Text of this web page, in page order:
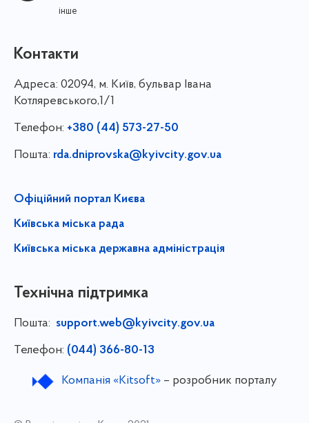
інше
Контакти
Адреса: 02094, м. Київ, бульвар Івана
Котляревського,1/1
Телефон: +380 (44) 573-27-50
Пошта: rda.dniprovska@kyivcity.gov.ua
Офіційний портал Києва
Київська міська рада
Київська міська державна адміністрація
Технічна підтримка
Пошта: support.web@kyivcity.gov.ua
Телефон: (044) 366-80-13
Компанія «Kitsoft»– розробник порталу